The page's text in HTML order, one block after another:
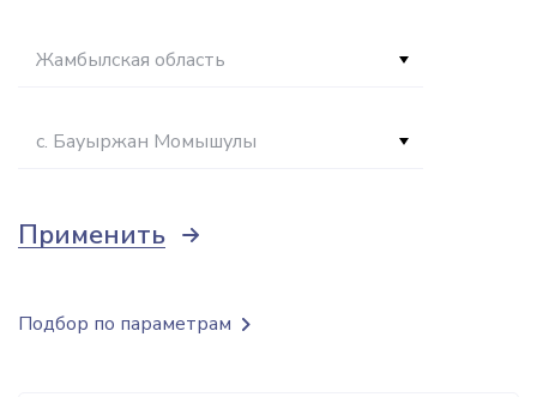
Жамбылская область
с. Бауыржан Момышулы
Применить
Подбор по параметрам